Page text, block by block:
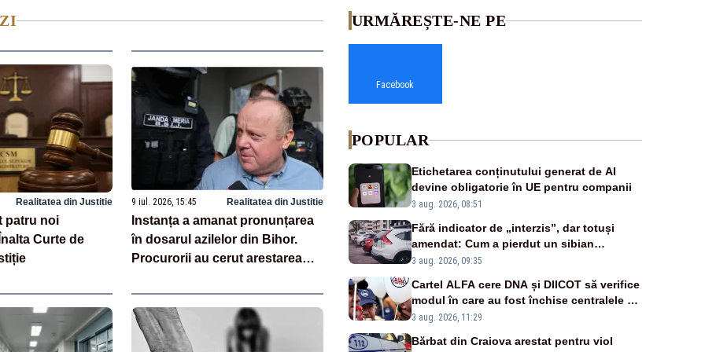
Realitatea din Justitie
patru noi
Curte de
9 iul. 2026, 15:45 Realitatea din Justitie
Instanța a amanat pronunțarea
în dosarul azilelor din Bihor.
Procurorii au cerut arestarea
URMĂREȘTE-NE PE
Facebook
POPULAR
Etichetarea conținutului generat de AI
devine obligatorie în UE pentru companii
3 aug. 2026, 08:51
Fără indicator de „interzis”, dar totuși
amendat: Cum a pierdut un sibian
procesul pentru o parcare în centrul
3 aug. 2026, 09:35
Cartel ALFA cere DNA și DIICOT să verifice
modul în care au fost închise centralele pe
cărbune
3 aug. 2026, 11:29
Bărbat din Craiova arestat pentru viol